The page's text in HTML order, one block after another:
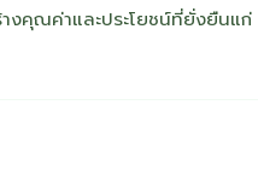
คุณค่าและประโยชน์ที่ยั่งยืนแก่